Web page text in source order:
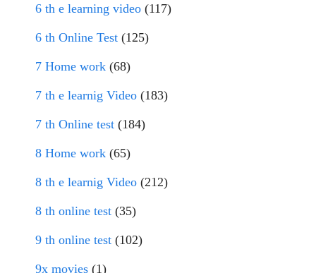
6 th e learning video (117)
6 th Online Test (125)
7 Home work (68)
7 th e learnig Video (183)
7 th Online test (184)
8 Home work (65)
8 th e learnig Video (212)
8 th online test (35)
9 th online test (102)
9x movies (1)